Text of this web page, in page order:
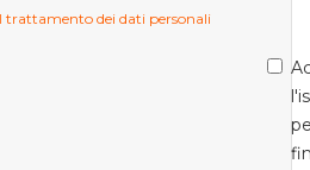
trattamento dei dati personali